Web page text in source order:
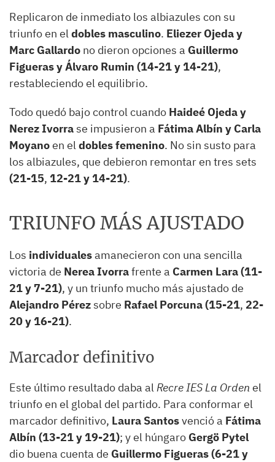
Replicaron de inmediato los albiazules con su
triunfo en eldobles masculino. Eliezer Ojeda y
Marc Gallardo no dieron opciones a Guillermo
Figueras y Álvaro Rumin (14-21 y 14-21),
restableciendo el equilibrio.
Todo quedó bajo control cuando Haideé Ojeda y
Nerez Ivorrase impusieron a Fátima Albín y Carla
Moyanoen eldobles femenino. No sin susto para
los albiazules, que debieron remontar en tres sets
(21-15, 12-21 y 14-21).
TRIUNFO MÁS AJUSTADO
Los individualesamanecieron con una sencilla
victoria de Nerea Ivorrafrente a Carmen Lara (11-
21 y 7-21), y un triunfo mucho más ajustado de
Alejandro Pérezsobre Rafael Porcuna (15-21, 22-
20 y 16-21).
Marcador definitivo
Este último resultado daba alRecre IES La Orden el
triunfo en el global del partido. Para conformar el
marcador definitivo, Laura Santosvenció a Fátima
Albín (13-21 y 19-21); y el húngaro Gergö Pytel
dio buena cuenta de Guillermo Figueras (6-21 y